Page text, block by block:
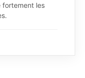
fortement les